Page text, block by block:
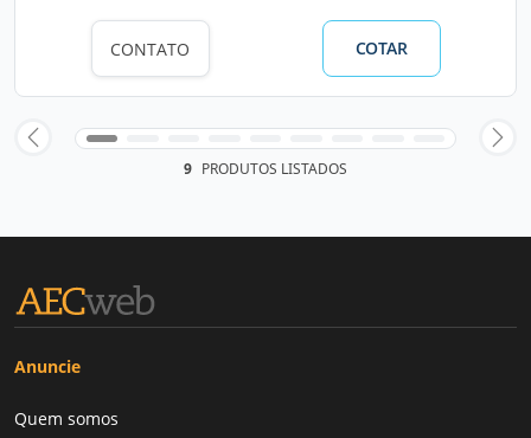
CONTATO COTAR
9 PRODUTOS LISTADOS
Anuncie
Quem somos